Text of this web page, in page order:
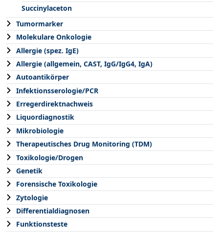
Succinylaceton
Tumormarker
Molekulare Onkologie
Allergie (spez. IgE)
Allergie (allgemein, CAST, IgG/IgG4, IgA)
Autoantikörper
Infektionsserologie/PCR
Erregerdirektnachweis
Liquordiagnostik
Mikrobiologie
Therapeutisches Drug Monitoring (TDM)
Toxikologie/Drogen
Genetik
Forensische Toxikologie
Zytologie
Differentialdiagnosen
Funktionsteste